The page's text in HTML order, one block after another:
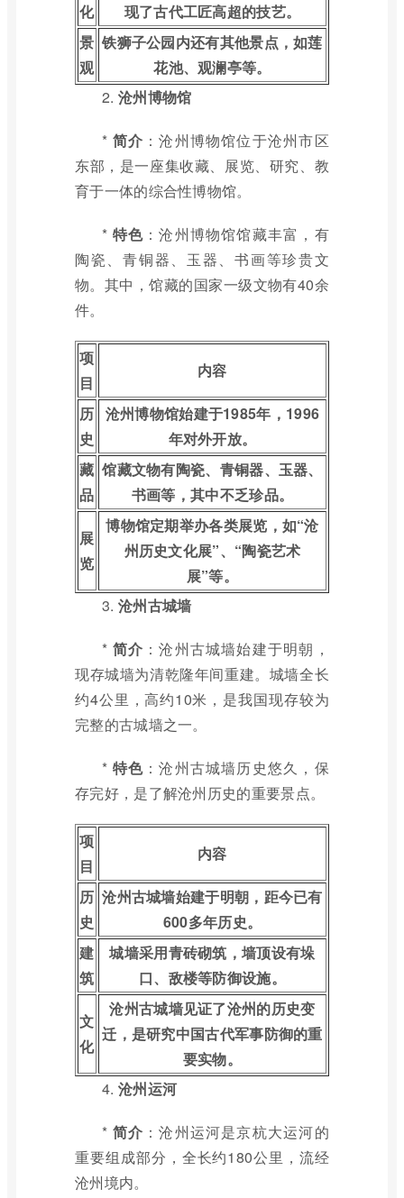
化
现了古代工匠高超的技艺。
景
观
铁狮子公园内还有其他景点，如莲
花池、观澜亭等。
2. 沧州博物馆
* 简介 ：沧州博物馆位于沧州市区
东部，是一座集收藏、展览、研究、教
育于一体的综合性博物馆。
* 特色 ：沧州博物馆馆藏丰富，有
陶瓷、青铜器、玉器、书画等珍贵文
物。其中，馆藏的国家一级文物有40余
件。
项
目
内容
历
史
沧州博物馆始建于1985年，1996
年对外开放。
藏
品
馆藏文物有陶瓷、青铜器、玉器、
书画等，其中不乏珍品。
展
览
博物馆定期举办各类展览，如“沧
州历史文化展”、“陶瓷艺术
展”等。
3. 沧州古城墙
* 简介 ：沧州古城墙始建于明朝，
现存城墙为清乾隆年间重建。城墙全长
约4公里，高约10米，是我国现存较为
完整的古城墙之一。
* 特色 ：沧州古城墙历史悠久，保
存完好，是了解沧州历史的重要景点。
项
目
内容
历
史
沧州古城墙始建于明朝，距今已有
600多年历史。
建
筑
城墙采用青砖砌筑，墙顶设有垛
口、敌楼等防御设施。
文
化
沧州古城墙见证了沧州的历史变
迁，是研究中国古代军事防御的重
要实物。
4. 沧州运河
* 简介 ：沧州运河是京杭大运河的
重要组成部分，全长约180公里，流经
沧州境内。